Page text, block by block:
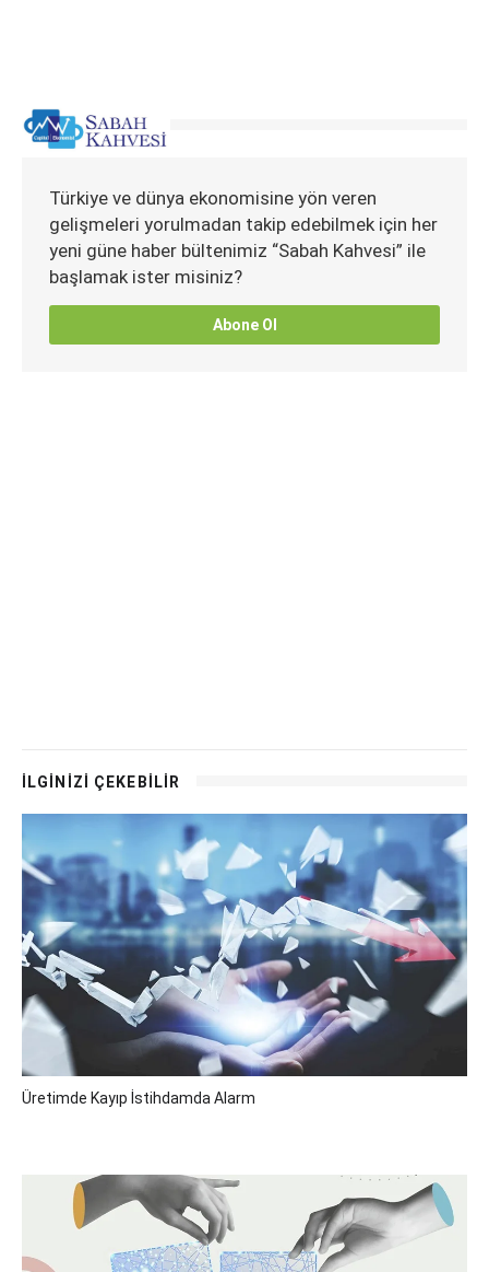
Türkiye ve dünya ekonomisine yön veren
gelişmeleri yorulmadan takip edebilmek için her
yeni güne haber bültenimiz “Sabah Kahvesi” ile
başlamak ister misiniz?
Abone Ol
İLGİNİZİ ÇEKEBİLİR
Üretimde Kayıp İstihdamda Alarm